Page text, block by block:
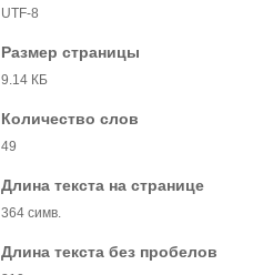
UTF-8
Размер страницы
9.14 КБ
Количество слов
49
Длина текста на странице
364 симв.
Длина текста без пробелов